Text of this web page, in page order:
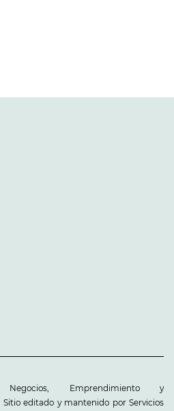
Negocios, Emprendimiento y
Sitio editado y mantenido por Servicios